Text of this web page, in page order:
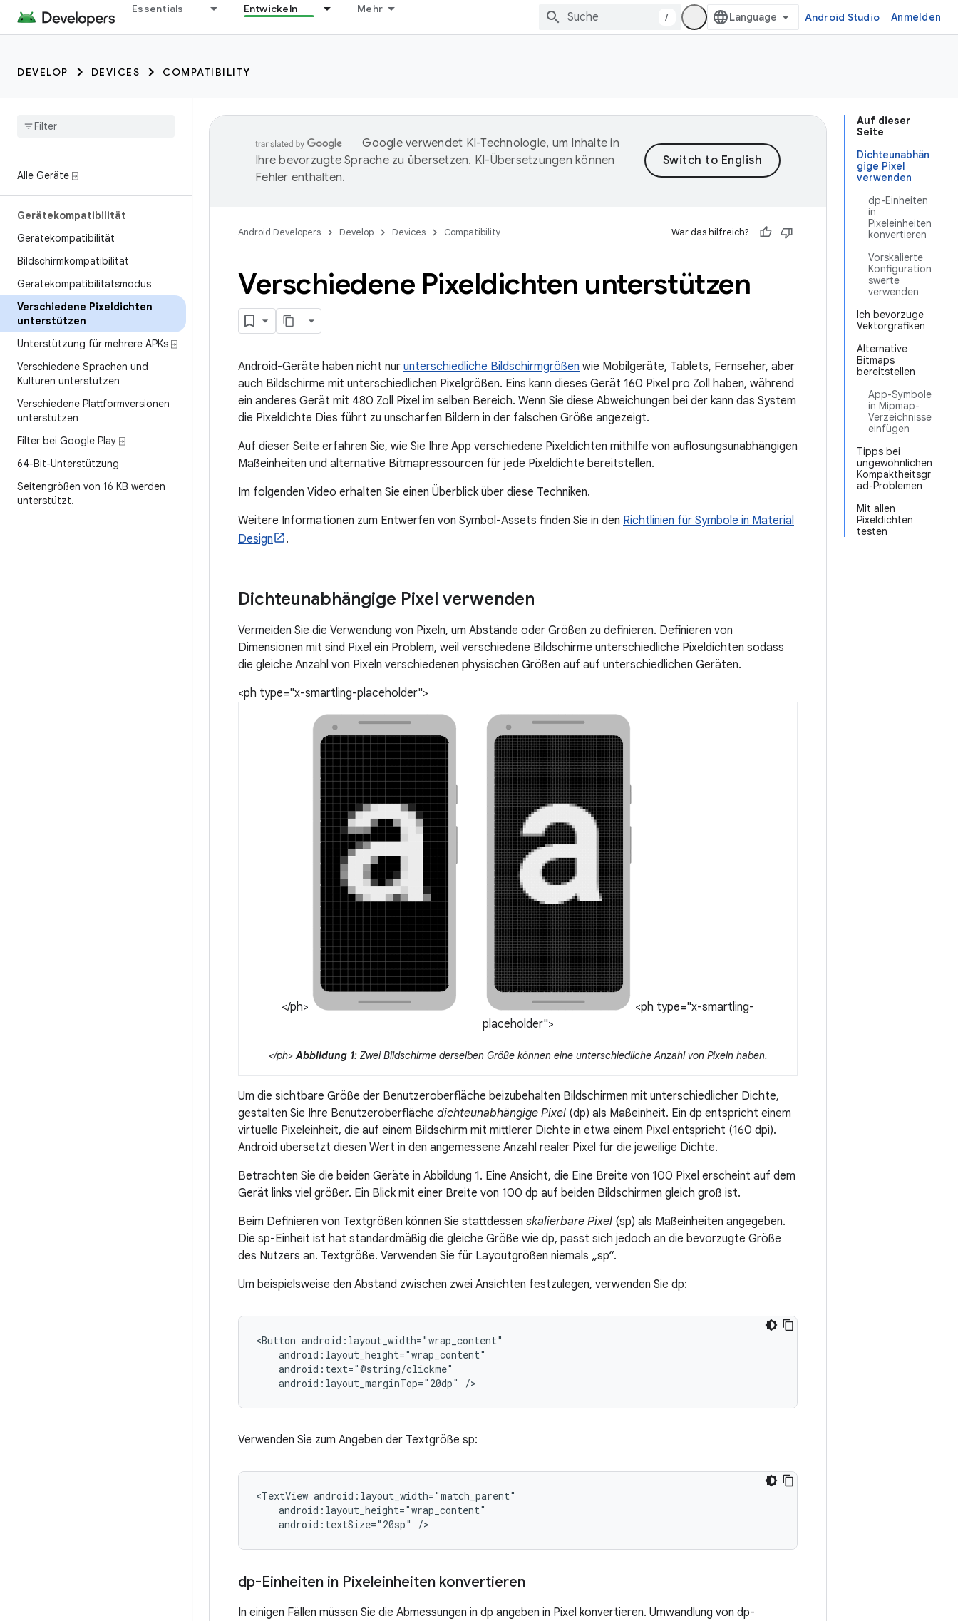
Essentials Entwickeln Mehr
/ Android Studio Anmelden
DEVELOP DEVICES COMPATIBILITY
Alle Geräte ⍈
Gerätekompatibilität
Gerätekompatibilität
Bildschirmkompatibilität
Gerätekompatibilitätsmodus
Verschiedene Pixeldichten
unterstützen
Unterstützung für mehrere APKs ⍈
Verschiedene Sprachen und
Kulturen unterstützen
Verschiedene Plattformversionen
unterstützen
Filter bei Google Play ⍈
64-Bit-Unterstützung
Seitengrößen von 16 KB werden
unterstützt.
Auf dieser
Seite
Dichteunabhän
gige Pixel
verwenden
dp-Einheiten
in
Pixeleinheiten
konvertieren
Vorskalierte
Konfiguration
swerte
verwenden
Ich bevorzuge
Vektorgrafiken
Alternative
Bitmaps
bereitstellen
App-Symbole
in Mipmap-
Verzeichnisse
einfügen
Tipps bei
ungewöhnlichen
Kompaktheitsgr
ad-Problemen
Mit allen
Pixeldichten
testen
Google verwendet KI-Technologie, um Inhalte in
Ihre bevorzugte Sprache zu übersetzen. KI-Übersetzungen können
Fehler enthalten.
Android Developers Develop Devices Compatibility War das hilfreich?
Verschiedene Pixeldichten unterstützen
Android-Geräte haben nicht nur unterschiedliche Bildschirmgrößen wie Mobilgeräte, Tablets, Fernseher, aber
auch Bildschirme mit unterschiedlichen Pixelgrößen. Eins kann dieses Gerät 160 Pixel pro Zoll haben, während
ein anderes Gerät mit 480 Zoll Pixel im selben Bereich. Wenn Sie diese Abweichungen bei der kann das System
die Pixeldichte Dies führt zu unscharfen Bildern in der falschen Größe angezeigt.
Auf dieser Seite erfahren Sie, wie Sie Ihre App verschiedene Pixeldichten mithilfe von auflösungsunabhängigen
Maßeinheiten und alternative Bitmapressourcen für jede Pixeldichte bereitstellen.
Im folgenden Video erhalten Sie einen Überblick über diese Techniken.
Weitere Informationen zum Entwerfen von Symbol-Assets finden Sie in den Richtlinien für Symbole in Material
Design
.
Dichteunabhängige Pixel verwenden
Vermeiden Sie die Verwendung von Pixeln, um Abstände oder Größen zu definieren. Definieren von
Dimensionen mit sind Pixel ein Problem, weil verschiedene Bildschirme unterschiedliche Pixeldichten sodass
die gleiche Anzahl von Pixeln verschiedenen physischen Größen auf auf unterschiedlichen Geräten.
<ph type="x-smartling-placeholder">
</ph>
<ph type="x-smartling-
placeholder">
</ph>Abbildung 1: Zwei Bildschirme derselben Größe können eine unterschiedliche Anzahl von Pixeln haben.
Um die sichtbare Größe der Benutzeroberfläche beizubehalten Bildschirmen mit unterschiedlicher Dichte,
gestalten Sie Ihre Benutzeroberfläche dichteunabhängige Pixel (dp) als Maßeinheit. Ein dp entspricht einem
virtuelle Pixeleinheit, die auf einem Bildschirm mit mittlerer Dichte in etwa einem Pixel entspricht (160 dpi).
Android übersetzt diesen Wert in den angemessene Anzahl realer Pixel für die jeweilige Dichte.
Betrachten Sie die beiden Geräte in Abbildung 1. Eine Ansicht, die Eine Breite von 100 Pixel erscheint auf dem
Gerät links viel größer. Ein Blick mit einer Breite von 100 dp auf beiden Bildschirmen gleich groß ist.
Beim Definieren von Textgrößen können Sie stattdessen skalierbare Pixel (sp) als Maßeinheiten angegeben.
Die sp-Einheit ist hat standardmäßig die gleiche Größe wie dp, passt sich jedoch an die bevorzugte Größe
des Nutzers an. Textgröße. Verwenden Sie für Layoutgrößen niemals „sp“.
Um beispielsweise den Abstand zwischen zwei Ansichten festzulegen, verwenden Sie dp:
<Button
android:layout_marginTop="20dp"
/>
Verwenden Sie zum Angeben der Textgröße sp:
<TextView
android:textSize="20sp"
/>
dp-Einheiten in Pixeleinheiten konvertieren
In einigen Fällen müssen Sie die Abmessungen in dp angeben in Pixel konvertieren. Umwandlung von dp-